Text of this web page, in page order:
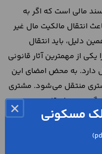
مالی است که اگر به
انتقال مالکیت مال غیر
دلیل، باید انتقال
از مهمترین آثار قانونی
دارد. به محض امضای این
منتقل می‌شود. مشتری
گونه تصرف قانونی و
انجام بدهد.
مانع از تصرفاتی
مورد معامله
× مسکونی